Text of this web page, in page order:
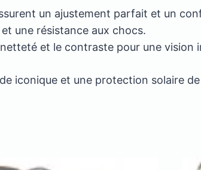
un ajustement parfait et un
une résistance aux chocs.
et le contraste pour une vision
iconique et une protection solaire